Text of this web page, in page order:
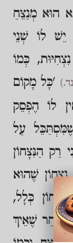
הוּא מְנַצֵּחַ
יֵשׁ לוֹ שְׁנֵי
כְּמוֹ
'כָּל מָקוֹם
לוֹ הֶפְסֵק
עַל
רַק הַנִּצָּחוֹן
שֶׁהוּא
כְּלָל,
שֶׁאֵיךְ